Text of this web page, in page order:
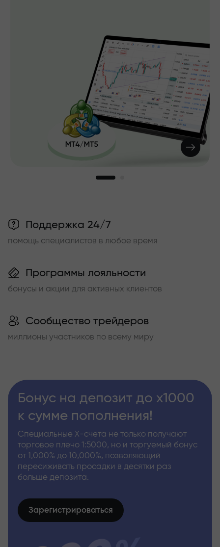
Поддержка 24/7
помощь специалистов в любое время
Программы лояльности
бонусы и акции для активных клиентов
Сообщество трейдеров
миллионы участников по всему миру
Бонус на депозит до х1000
к сумме пополнения!
Специальные Х-счета не только получают
торговое плечо 1:5000, но и торгуемый бонус
от 1,000% до 10,000%, позволяющий
пересиживать просадки в десятки раз
больше депозита.
Зарегистрироваться